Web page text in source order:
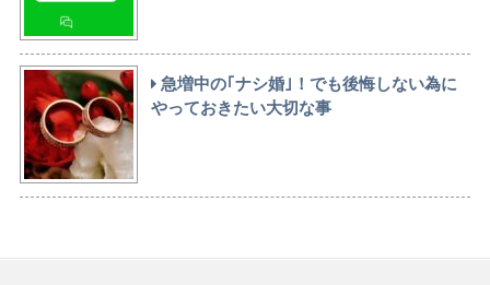
急増中の｢ナシ婚｣！でも後悔しない為に
やっておきたい大切な事